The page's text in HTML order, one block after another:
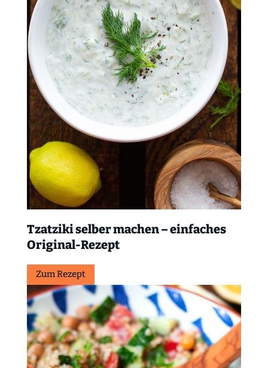
Tzatziki selber machen – einfaches
Original-Rezept
Zum Rezept